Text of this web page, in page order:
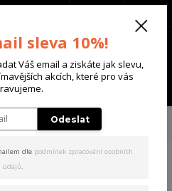
Menu
Yakuza pánské tričko s dlouhým
M
sleva 10%!
Váš email a ziskáte jak slevu,
akcích, které pro vás
Odeslat
dle podmínek zpracování osobních
údajů.